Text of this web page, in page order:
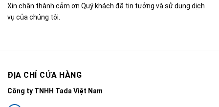
Xin chân thành cảm ơn Quý khách đã tin tưởng và sử dụng dịch
vụ của chúng tôi.
ĐỊA CHỈ CỬA HÀNG
Công ty TNHH Tada Việt Nam